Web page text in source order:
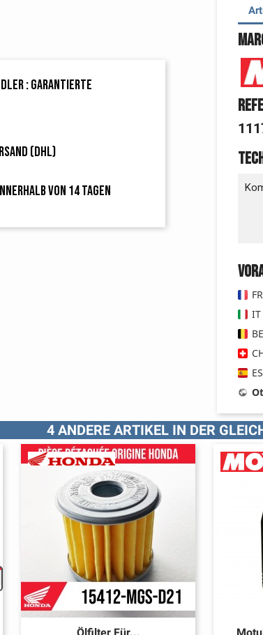
: garantierte
(DHL)
von 14 Tagen
4 ANDERE ARTIKEL IN DER